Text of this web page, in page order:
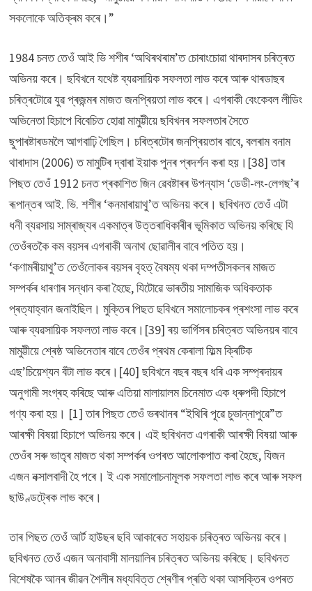
সকলোকে অতিক্ৰম কৰে।”
1984 চনত তেওঁ আই ভি শশীৰ ‘অথিৰথৰাম’ত চোৰাংচোৱা থাৰদাসৰ চৰিত্ৰত
অভিনয় কৰে। ছবিখনে যথেষ্ট ব্যৱসায়িক সফলতা লাভ কৰে আৰু থাৰডাছৰ
চৰিত্ৰটোৱে যুৱ প্ৰজন্মৰ মাজত জনপ্ৰিয়তা লাভ কৰে। এগৰাকী বেংকেবল লীডিং
অভিনেতা হিচাপে বিবেচিত হোৱা মামুট্টীয়ে ছবিখনৰ সফলতাৰ সৈতে
ছুপাৰষ্টাৰডমলৈ আগবাঢ়ি গৈছিল। চৰিত্ৰটোৰ জনপ্ৰিয়তাৰ বাবে, বলৰাম বনাম
থাৰাদাস (2006) ত মামুটিৰ দ্বাৰা ইয়াক পুনৰ প্ৰদৰ্শন কৰা হয়।[38] তাৰ
পিছত তেওঁ 1912 চনত প্ৰকাশিত জিন ৱেবষ্টাৰৰ উপন্যাস ‘ডেডী-লং-লেগছ’ৰ
ৰূপান্তৰ আই. ভি. শশীৰ ‘কনমাৰায়াথু’ত অভিনয় কৰে। ছবিখনত তেওঁ এটা
ধনী ব্যৱসায় সাম্ৰাজ্যৰ একমাত্ৰ উত্তৰাধিকাৰীৰ ভূমিকাত অভিনয় কৰিছে যি
তেওঁৰতকৈ কম বয়সৰ এগৰাকী অনাথ ছোৱালীৰ বাবে পতিত হয়।
‘কণামৰীয়াথু’ত তেওঁলোকৰ বয়সৰ বৃহত্ বৈষম্য থকা দম্পতীসকলৰ মাজত
সম্পৰ্কৰ ধাৰণাৰ সন্ধান কৰা হৈছে, যিটোৱে ভাৰতীয় সামাজিক অধিকতাক
প্ৰত্যাহ্বান জনাইছিল। মুক্তিৰ পিছত ছবিখনে সমালোচকৰ প্ৰশংসা লাভ কৰে
আৰু ব্যৱসায়িক সফলতা লাভ কৰে।[39] ৰয় ভাৰ্গিসৰ চৰিত্ৰত অভিনয়ৰ বাবে
মামুট্টীয়ে শ্ৰেষ্ঠ অভিনেতাৰ বাবে তেওঁৰ প্ৰথম কেৰালা ফিল্ম ক্ৰিটিক
এছ’চিয়েশ্যন বঁটা লাভ কৰে।[40] ছবিখনে বছৰ বছৰ ধৰি এক সম্প্ৰদায়ৰ
অনুগামী সংগ্ৰহ কৰিছে আৰু এতিয়া মালায়ালম চিনেমাত এক ধ্ৰুপদী হিচাপে
গণ্য কৰা হয়। [1] তাৰ পিছত তেওঁ ভৰথানৰ “ইথিৰি পূৱে চুভান্নাপুৱে”ত
আৰক্ষী বিষয়া হিচাপে অভিনয় কৰে। এই ছবিখনত এগৰাকী আৰক্ষী বিষয়া আৰু
তেওঁৰ সৰু ভাতৃৰ মাজত থকা সম্পৰ্কৰ ওপৰত আলোকপাত কৰা হৈছে, যিজন
এজন নক্সালবাদী হৈ পৰে। ই এক সমালোচনামূলক সফলতা লাভ কৰে আৰু সফল
ছাউণ্ডট্ৰেক লাভ কৰে।
তাৰ পিছত তেওঁ আৰ্ট হাউছৰ ছবি আকাৰেত সহায়ক চৰিত্ৰত অভিনয় কৰে।
ছবিখনত তেওঁ এজন অনাবাসী মালয়ালিৰ চৰিত্ৰত অভিনয় কৰিছে। ছবিখনত
বিশেষকৈ আনৰ জীৱন শৈলীৰ মধ্যবিত্ত শ্ৰেণীৰ প্ৰতি থকা আসক্তিৰ ওপৰত